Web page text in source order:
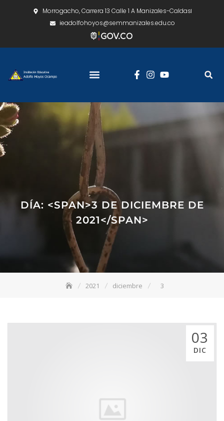
Morrogacho, Carrera 13 Calle 1 A Manizales-Caldas
ieadolfohoyos@semmanizales.edu.co
DÍA: <SPAN>3 DE DICIEMBRE DE
2021</SPAN>
2021 diciembre 3
03
DIC